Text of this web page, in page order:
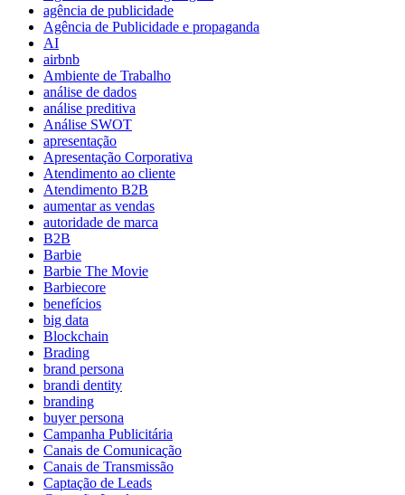
agência de publicidade
Agência de Publicidade e propaganda
AI
airbnb
Ambiente de Trabalho
análise de dados
análise preditiva
Análise SWOT
apresentação
Apresentação Corporativa
Atendimento ao cliente
Atendimento B2B
aumentar as vendas
autoridade de marca
B2B
Barbie
Barbie The Movie
Barbiecore
benefícios
big data
Blockchain
Brading
brand persona
brandi dentity
branding
buyer persona
Campanha Publicitária
Canais de Comunicação
Canais de Transmissão
Captação de Leads